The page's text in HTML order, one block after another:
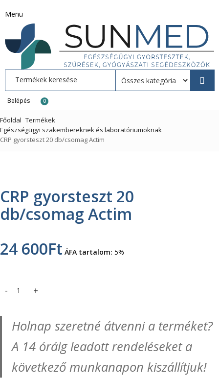
Menü
Belépés 0
Főoldal Termékek
Egészségügyi szakembereknek és laboratóriumoknak
CRP gyorsteszt 20 db/csomag Actim
CRP gyorsteszt 20
db/csomag Actim
24 600Ft ÁFA tartalom: 5%
CRP gyorsteszt 20 db/csomag Actim mennyiség
Holnap szeretné átvenni a terméket?
A 14 óráig leadott rendeléseket a
következő munkanapon kiszállítjuk!